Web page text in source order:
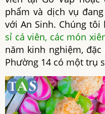
phẩm và dịch vụ
với An Sinh. Chúng
sỉ cá viên, các món
năm kinh nghiệm,
Phường 14 có một trụ